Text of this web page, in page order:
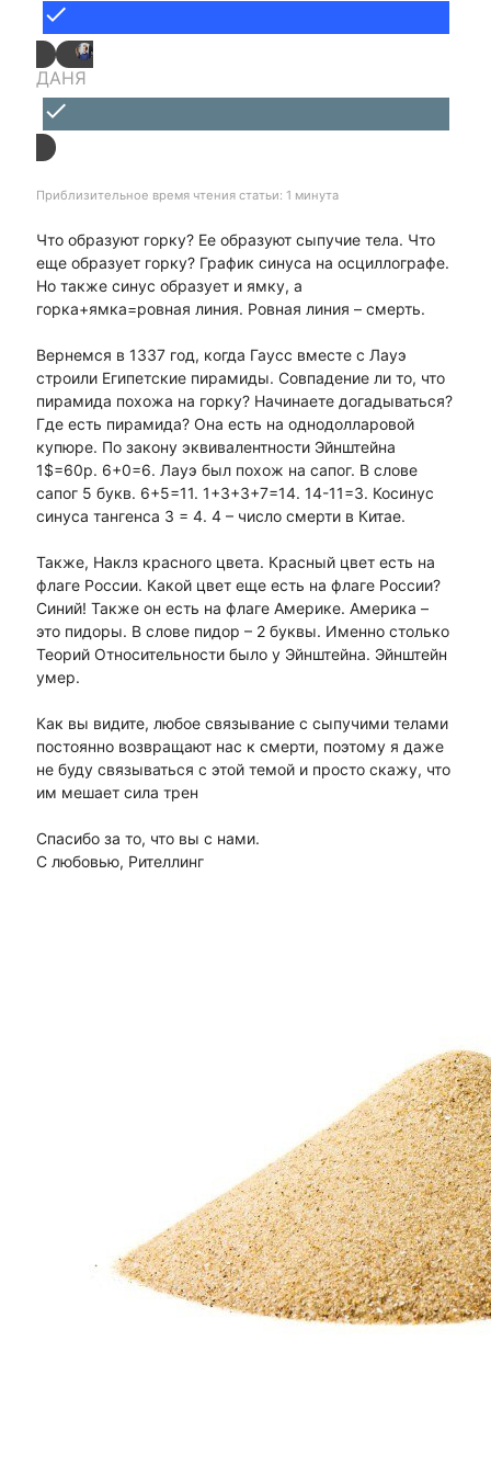
done
ДАНЯ
done
Приблизительное время чтения статьи: 1 минута
Что образуют горку? Ее образуют сыпучие тела. Что
еще образует горку? График синуса на осциллографе.
Но также синус образует и ямку, а
горка+ямка=ровная линия. Ровная линия – смерть.
Вернемся в 1337 год, когда Гаусс вместе с Лауэ
строили Египетские пирамиды. Совпадение ли то, что
пирамида похожа на горку? Начинаете догадываться?
Где есть пирамида? Она есть на однодолларовой
купюре. По закону эквивалентности Эйнштейна
1$=60р. 6+0=6. Лауэ был похож на сапог. В слове
сапог 5 букв. 6+5=11. 1+3+3+7=14. 14-11=3. Косинус
синуса тангенса 3 = 4. 4 – число смерти в Китае.
Также, Наклз красного цвета. Красный цвет есть на
флаге России. Какой цвет еще есть на флаге России?
Синий! Также он есть на флаге Америке. Америка –
это пидоры. В слове пидор – 2 буквы. Именно столько
Теорий Относительности было у Эйнштейна. Эйнштейн
умер.
Как вы видите, любое связывание с сыпучими телами
постоянно возвращают нас к смерти, поэтому я даже
не буду связываться с этой темой и просто скажу, что
им мешает сила трен
Спасибо за то, что вы с нами.
С любовью, Рителлинг